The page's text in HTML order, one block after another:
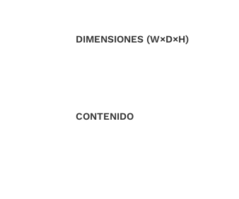
DIMENSIONES (W×D×H)
CONTENIDO